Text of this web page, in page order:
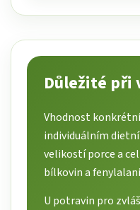
Důležité při
Vhodnost
individuálním
velikostí porce a
bílkovin a
U potravin pro